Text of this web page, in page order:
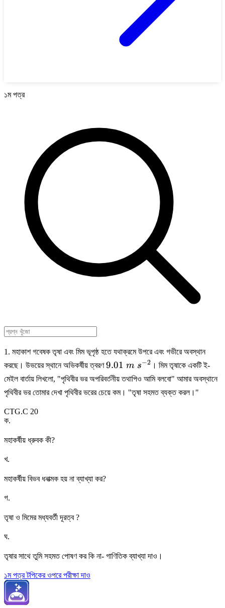
১ম পত্র
1. মহাকাশ গবেষক তৃষা এবং মিম ভূপৃষ্ঠ হতে যথাক্রমে উপরে এবং গভীরে অবস্থান
করছে। উভয়ের স্থানে অভিকর্ষীয় ত্বরণ9.01\
m\
s^{-2}
9.01 m s−2 । মিম তৃষাকে একটি ই-
মেইল বার্তায় লিখলো, "পৃথিবীর ভর অপরিবর্তনীয় তথাপিও আমি বলবো" আমার অবস্থানে
পৃথিবীর ভর তোমার দেখা পৃথিবীর ভরের চেয়ে কম। "তৃষা সহমত ব্যক্ত করল।"
CTG.C 20
ক.
মহাকর্ষীয় ধ্রুবক কী?
খ.
মহাকর্ষীয় বিভব ধনাত্মক হয় না ব্যাখ্যা কর?
গ.
তৃষা ও মিমের মধ্যবর্তী দূরত্ব ?
ঘ.
তৃষার সাথে তুমি সহমত পোষণ কর কি না- গাণিতিক ব্যাখ্যা দাও।
১ম পত্র টপিকের ওপরে পরীক্ষা দাও